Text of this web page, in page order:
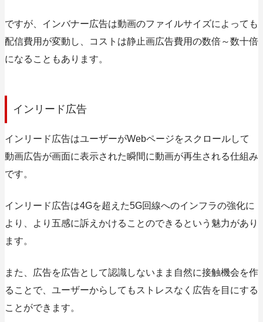
ですが、インバナー広告は動画のファイルサイズによっても
配信費用が変動し、コストは静止画広告費用の数倍～数十倍
になることもあります。
インリード広告
インリード広告はユーザーがWebページをスクロールして
動画広告が画面に表示された瞬間に動画が再生される仕組み
です。
インリード広告は4Gを超えた5G回線へのインフラの強化に
より、より五感に訴えかけることのできるという魅力があり
ます。
また、広告を広告として認識しないまま自然に接触機会を作
ることで、ユーザーからしてもストレスなく広告を目にする
ことができます。